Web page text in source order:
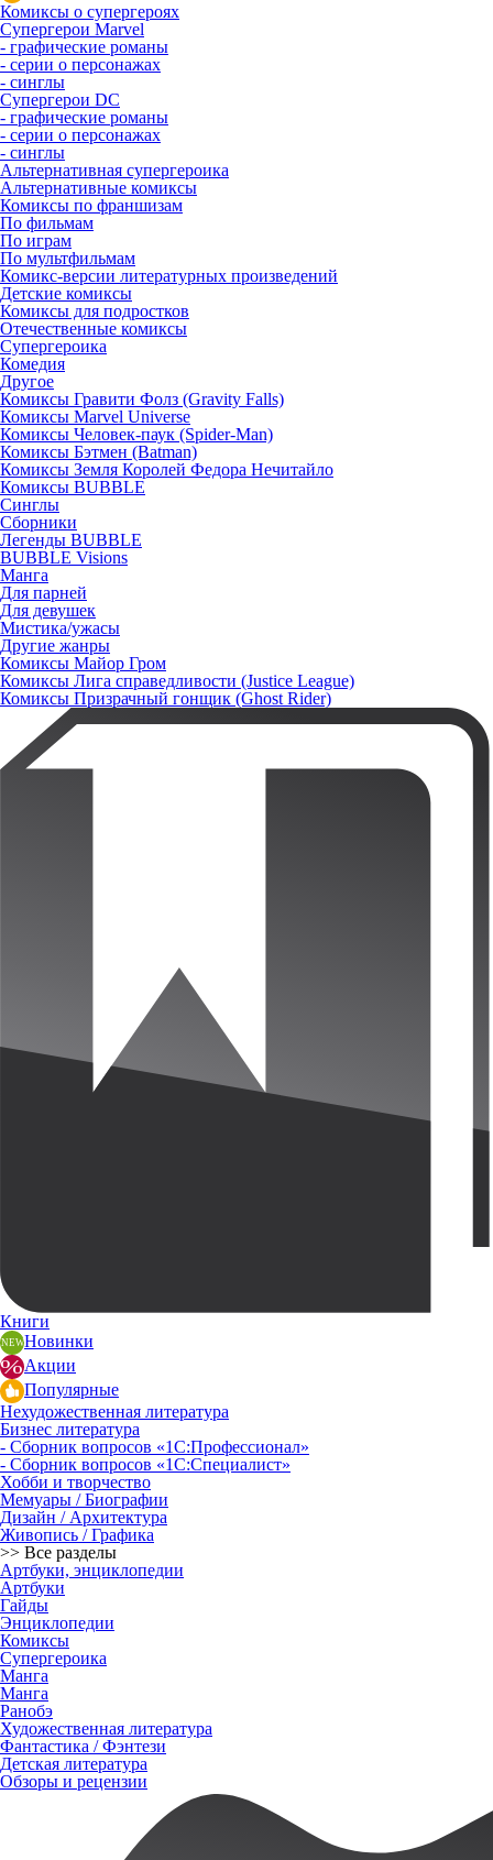
Комиксы о супергероях
Супергерои Marvel
- графические романы
- серии о персонажах
- синглы
Супергерои DC
- графические романы
- серии о персонажах
- синглы
Альтернативная супергероика
Альтернативные комиксы
Комиксы по франшизам
По фильмам
По играм
По мультфильмам
Комикс-версии литературных произведений
Детские комиксы
Комиксы для подростков
Отечественные комиксы
Супергероика
Комедия
Другое
Комиксы Гравити Фолз (Gravity Falls)
Комиксы Marvel Universe
Комиксы Человек-паук (Spider-Man)
Комиксы Бэтмен (Batman)
Комиксы Земля Королей Федора Нечитайло
Комиксы BUBBLE
Синглы
Сборники
Легенды BUBBLE
BUBBLE Visions
Манга
Для парней
Для девушек
Мистика/ужасы
Другие жанры
Комиксы Майор Гром
Комиксы Лига справедливости (Justice League)
Комиксы Призрачный гонщик (Ghost Rider)
Книги
Новинки
Акции
Популярные
Нехудожественная литература
Бизнес литература
- Сборник вопросов «1С:Профессионал»
- Сборник вопросов «1С:Специалист»
Хобби и творчество
Мемуары / Биографии
Дизайн / Архитектура
Живопись / Графика
>> Все разделы
Артбуки, энциклопедии
Артбуки
Гайды
Энциклопедии
Комиксы
Супергероика
Манга
Манга
Ранобэ
Художественная литература
Фантастика / Фэнтези
Детская литература
Обзоры и рецензии